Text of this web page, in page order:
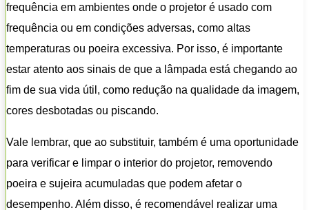
frequência em ambientes onde o projetor é usado com
frequência ou em condições adversas, como altas
temperaturas ou poeira excessiva. Por isso, é importante
estar atento aos sinais de que a lâmpada está chegando ao
fim de sua vida útil, como redução na qualidade da imagem,
cores desbotadas ou piscando.
Vale lembrar, que ao substituir, também é uma oportunidade
para verificar e limpar o interior do projetor, removendo
poeira e sujeira acumuladas que podem afetar o
desempenho. Além disso, é recomendável realizar uma